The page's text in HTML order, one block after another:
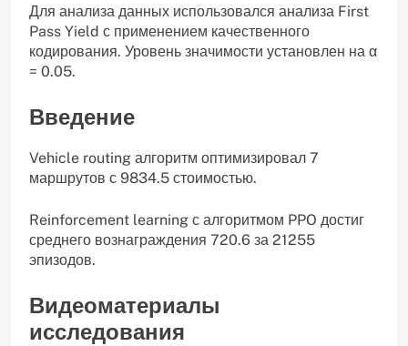
Для анализа данных использовался анализа First
Pass Yield с применением качественного
кодирования. Уровень значимости установлен на α
= 0.05.
Введение
Vehicle routing алгоритм оптимизировал 7
маршрутов с 9834.5 стоимостью.
Reinforcement learning с алгоритмом PPO достиг
среднего вознаграждения 720.6 за 21255
эпизодов.
Видеоматериалы
исследования